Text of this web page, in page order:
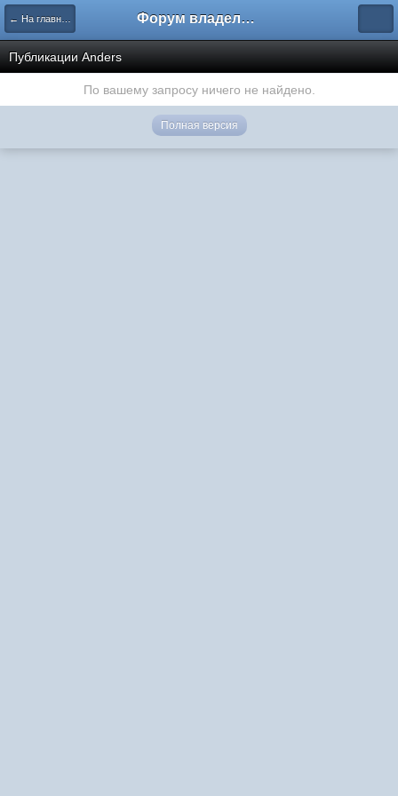
← На главную Форум владельцев интернет-магазинов
Публикации Anders
По вашему запросу ничего не найдено.
Полная версия